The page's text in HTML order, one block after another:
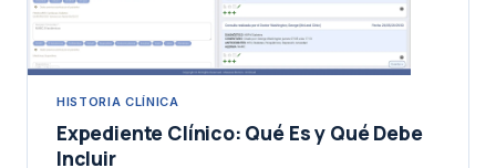
HISTORIA CLÍNICA
Expediente Clínico: Qué Es y Qué Debe
Incluir